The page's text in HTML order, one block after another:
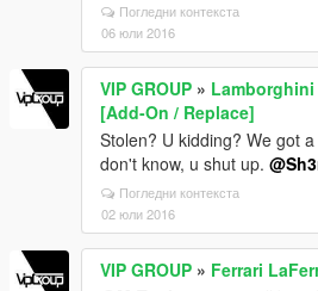
Погледни контекста
06 юли 2016
VIP GROUP » Lamborghini
[Add-On / Replace]
Stolen? U kidding? We got
don't know, u shut up.
Погледни контекста
02 юли 2016
VIP GROUP » Ferrari